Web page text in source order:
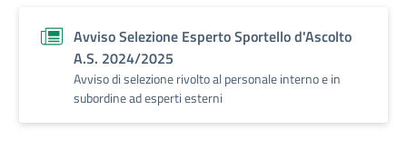
Avviso Selezione Esperto Sportello d'Ascolto
A.S. 2024/2025
Avviso di selezione rivolto al personale interno e in
subordine ad esperti esterni